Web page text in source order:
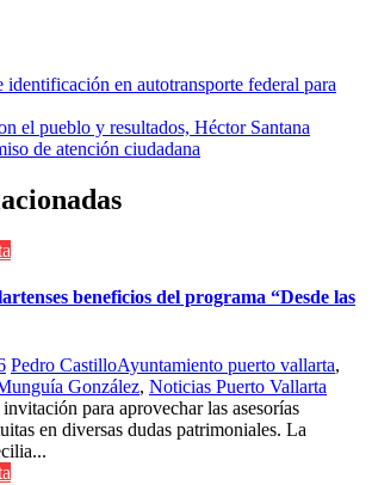
identificación en autotransporte federal para
el pueblo y resultados, Héctor Santana
de atención ciudadana
beneficios del programa “Desde las
Pedro CastilloAyuntamiento puerto vallarta,
González, Noticias Puerto Vallarta
para aprovechar las asesorías
en diversas dudas patrimoniales. La